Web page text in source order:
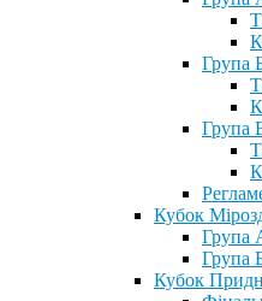
Група
Група
Кубок
Група
Група
Кубок